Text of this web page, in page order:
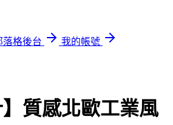
落格後台
我的帳號
】質感北歐工業風